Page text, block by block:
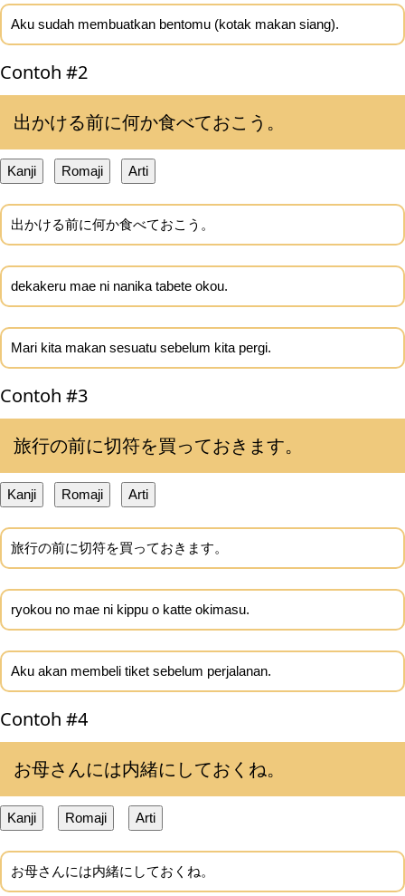
Aku sudah membuatkan bentomu (kotak makan siang).
Contoh #2
出かける前に何か食べておこう。
Kanji Romaji Arti
出かける前に何か食べておこう。
dekakeru mae ni nanika tabete okou.
Mari kita makan sesuatu sebelum kita pergi.
Contoh #3
旅行の前に切符を買っておきます。
Kanji Romaji Arti
旅行の前に切符を買っておきます。
ryokou no mae ni kippu o katte okimasu.
Aku akan membeli tiket sebelum perjalanan.
Contoh #4
お母さんには内緒にしておくね。
Kanji Romaji Arti
お母さんには内緒にしておくね。